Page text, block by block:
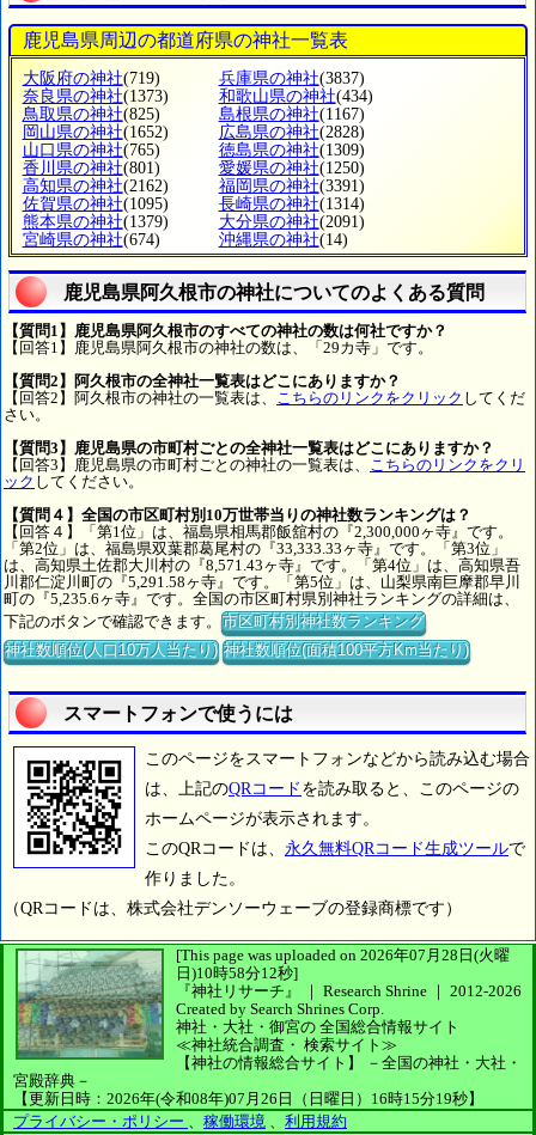
鹿児島県周辺の都道府県の神社一覧表
大阪府の神社(719) 兵庫県の神社(3837)
奈良県の神社(1373) 和歌山県の神社(434)
鳥取県の神社(825) 島根県の神社(1167)
岡山県の神社(1652) 広島県の神社(2828)
山口県の神社(765) 徳島県の神社(1309)
香川県の神社(801) 愛媛県の神社(1250)
高知県の神社(2162) 福岡県の神社(3391)
佐賀県の神社(1095) 長崎県の神社(1314)
熊本県の神社(1379) 大分県の神社(2091)
宮崎県の神社(674) 沖縄県の神社(14)
鹿児島県阿久根市の神社についてのよくある質問
【質問1】鹿児島県阿久根市のすべての神社の数は何社ですか？
【回答1】鹿児島県阿久根市の神社の数は、「29カ寺」です。
【質問2】阿久根市の全神社一覧表はどこにありますか？
【回答2】阿久根市の神社の一覧表は、 こちらのリンクをクリック してくだ
さい。
【質問3】鹿児島県の市町村ごとの全神社一覧表はどこにありますか？
【回答3】鹿児島県の市町村ごとの神社の一覧表は、 こちらのリンクをクリ
ック してください。
【質問４】全国の市区町村別10万世帯当りの神社数ランキングは？
【回答４】「第1位」は、福島県相馬郡飯舘村の『2,300,000ヶ寺』です。
「第2位」は、福島県双葉郡葛尾村の『33,333.33ヶ寺』です。「第3位」
は、高知県土佐郡大川村の『8,571.43ヶ寺』です。「第4位」は、高知県吾
川郡仁淀川町の『5,291.58ヶ寺』です。「第5位」は、山梨県南巨摩郡早川
町の『5,235.6ヶ寺』です。全国の市区町村県別神社ランキングの詳細は、
下記のボタンで確認できます。市区町村別神社数ランキング
神社数順位(人口10万人当たり) 神社数順位(面積100平方Km当たり)
スマートフォンで使うには
このページをスマートフォンなどから読み込む場合
は、上記のQRコード を読み取ると、このページの
ホームページが表示されます。
このQRコードは、 永久無料QRコード生成ツールで
作りました。
（QRコードは、株式会社デンソーウェーブの登録商標です）
[This page was uploaded on 2026年07月28日(火曜
日)10時58分12秒]
『神社リサーチ』 ｜ Research Shrine ｜ 2012-2026
Created by Search Shrines Corp.
神社・大社・御宮の 全国総合情報サイト
≪神社統合調査・ 検索サイト≫
【神社の情報総合サイト】
－全国の神社・大社・
宮殿辞典－
【更新日時：2026年(令和08年)07月26日（日曜日）16時15分19秒】
プライバシー・ポリシー 、 稼働環境 、 利用規約